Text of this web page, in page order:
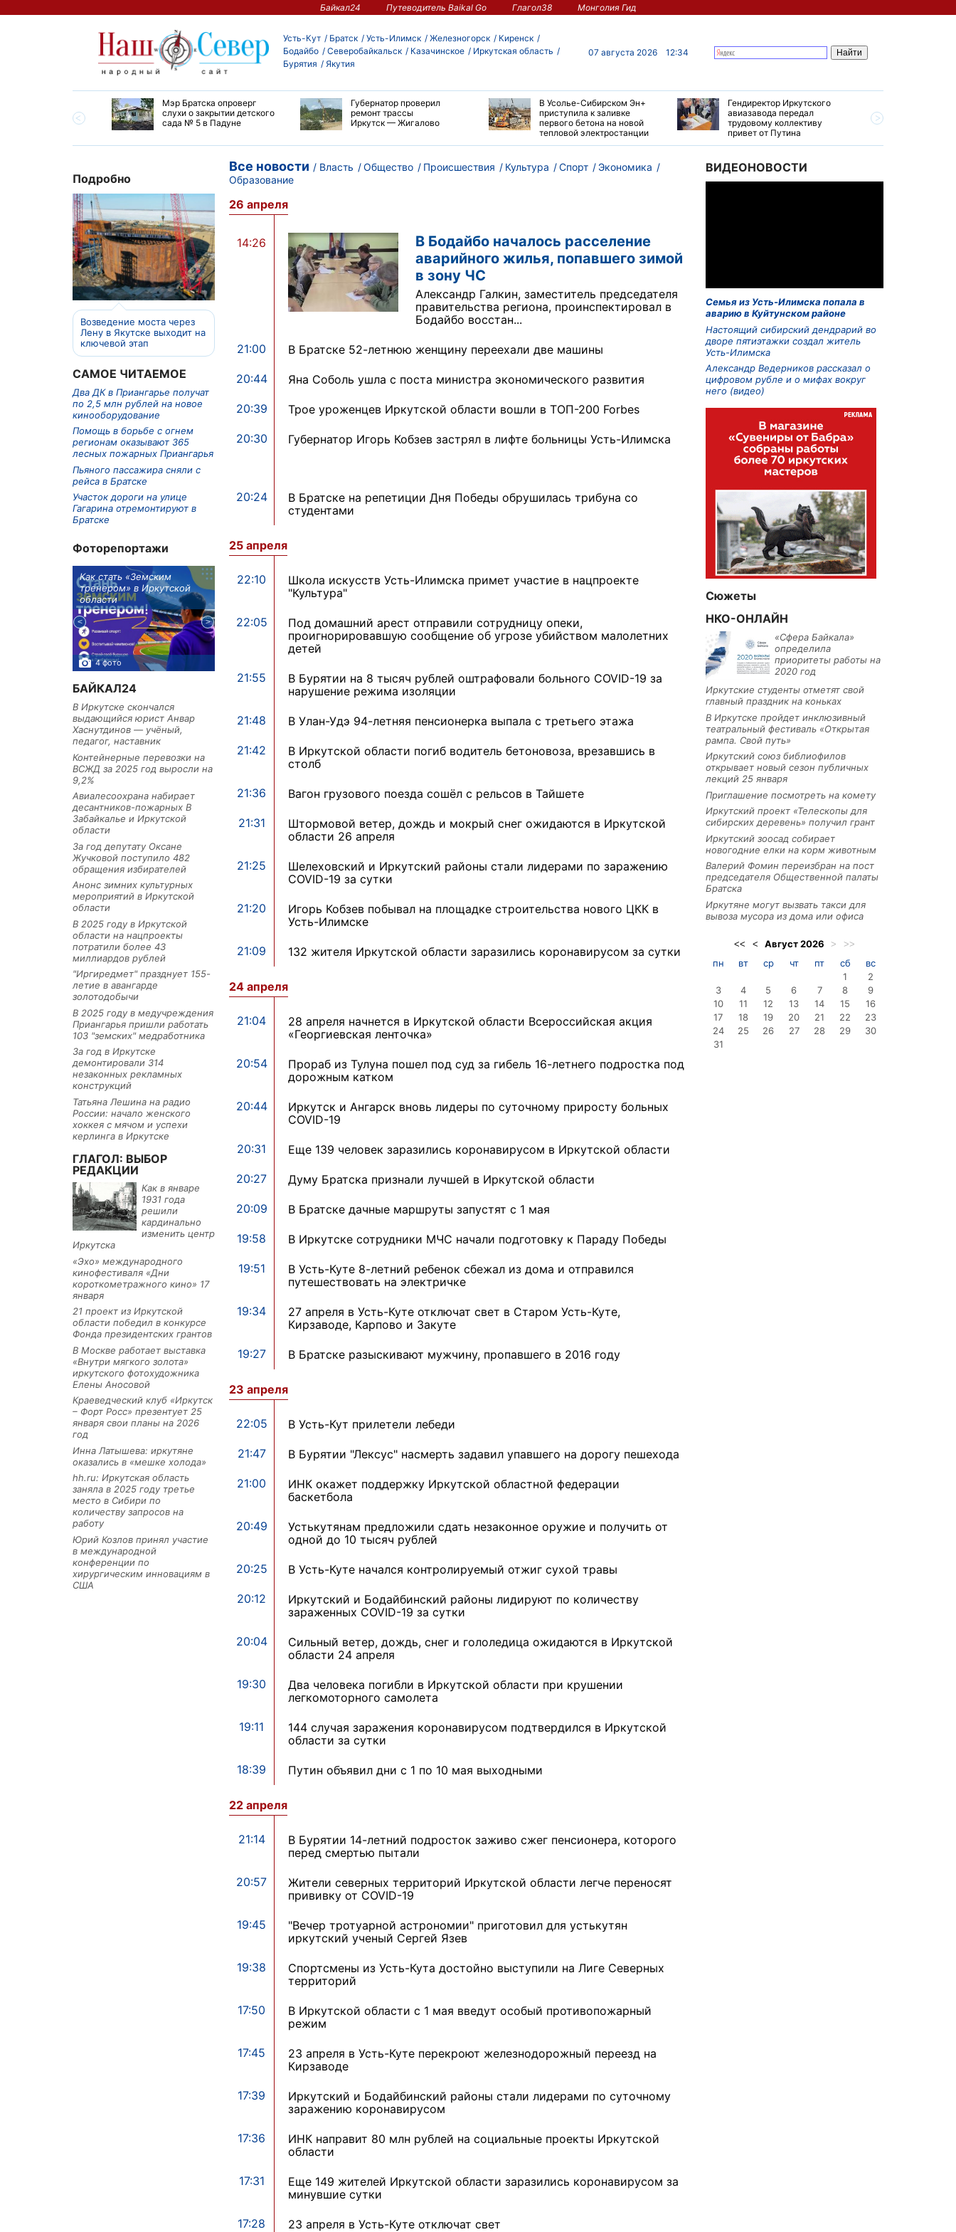
Байкал24 Путеводитель Baikal Go Глагол38 Монголия Гид
Усть-Кут Братск Усть-Илимск Железногорск
Киренск
Бодайбо
Северобайкальск Казачинское
Иркутская область
Бурятия
Якутия
07 августа 2026 12:34
Мэр Братска опроверг
слухи о закрытии детского
сада № 5 в Падуне
Губернатор проверил
ремонт трассы
Иркутск — Жигалово
В Усолье-Сибирском Эн+
приступила к заливке
первого бетона на новой
тепловой электростанции
Гендиректор Иркутского
авиазавода передал
трудовому коллективу
привет от Путина
Подробно
Возведение моста через
Лену в Якутске выходит на
ключевой этап
САМОЕ ЧИТАЕМОЕ
Два ДК в Приангарье получат
по 2,5 млн рублей на новое
кинооборудование
Помощь в борьбе с огнем
регионам оказывают 365
лесных пожарных Приангарья
Пьяного пассажира сняли с
рейса в Братске
Участок дороги на улице
Гагарина отремонтируют в
Братске
Фоторепортажи
Как стать «Земским
тренером» в Иркутской
области
4 фото
Три охотника за черемшой
пропали в Киренском
Льготный заём в 9
миллионов рублей получит
области
Как стать «Земским
тренером» в Иркутской
БАЙКАЛ24
В Иркутске скончался
выдающийся юрист Анвар
Хаснутдинов — учёный,
педагог, наставник
Контейнерные перевозки на
ВСЖД за 2025 год выросли на
9,2%
Авиалесоохрана набирает
десантников-пожарных В
Забайкалье и Иркутской
области
За год депутату Оксане
Жучковой поступило 482
обращения избирателей
Анонс зимних культурных
мероприятий в Иркутской
области
В 2025 году в Иркутской
области на нацпроекты
потратили более 43
миллиардов рублей
"Иргиредмет" празднует 155-
летие в авангарде
золотодобычи
В 2025 году в медучреждения
Приангарья пришли работать
103 "земских" медработника
За год в Иркутске
демонтировали 314
незаконных рекламных
конструкций
Татьяна Лешина на радио
России: начало женского
хоккея с мячом и успехи
керлинга в Иркутске
ГЛАГОЛ: ВЫБОР
РЕДАКЦИИ
Как в январе
1931 года
решили
кардинально
изменить центр
Иркутска
«Эхо» международного
кинофестиваля «Дни
короткометражного кино» 17
января
21 проект из Иркутской
области победил в конкурсе
Фонда президентских грантов
В Москве работает выставка
«Внутри мягкого золота»
иркутского фотохудожника
Елены Аносовой
Краеведческий клуб «Иркутск
– Форт Росс» презентует 25
января свои планы на 2026
год
Инна Латышева: иркутяне
оказались в «мешке холода»
hh.ru: Иркутская область
заняла в 2025 году третье
место в Сибири по
количеству запросов на
работу
Юрий Козлов принял участие
в международной
конференции по
хирургическим инновациям в
США
Все новости Власть Общество Происшествия Культура Спорт
Экономика
Образование
26 апреля
14:26
В Бодайбо началось расселение
аварийного жилья, попавшего зимой
в зону ЧС
Александр Галкин, заместитель председателя
правительства региона, проинспектировал в
Бодайбо восстан...
21:00 В Братске 52-летнюю женщину переехали две машины
20:44 Яна Соболь ушла с поста министра экономического развития
20:39 Трое уроженцев Иркутской области вошли в ТОП-200 Forbes
20:30 Губернатор Игорь Кобзев застрял в лифте больницы Усть-Илимска
20:24
В Братске на репетиции Дня Победы обрушилась трибуна со
студентами
25 апреля
22:10
Школа искусств Усть-Илимска примет участие в нацпроекте
"Культура"
22:05
Под домашний арест отправили сотрудницу опеки,
проигнорировавшую сообщение об угрозе убийством малолетних
детей
21:55
В Бурятии на 8 тысяч рублей оштрафовали больного COVID-19 за
нарушение режима изоляции
21:48 В Улан-Удэ 94-летняя пенсионерка выпала с третьего этажа
21:42
В Иркутской области погиб водитель бетоновоза, врезавшись в
столб
21:36 Вагон грузового поезда сошёл с рельсов в Тайшете
21:31
Штормовой ветер, дождь и мокрый снег ожидаются в Иркутской
области 26 апреля
21:25
Шелеховский и Иркутский районы стали лидерами по заражению
COVID-19 за сутки
21:20
Игорь Кобзев побывал на площадке строительства нового ЦКК в
Усть-Илимске
21:09 132 жителя Иркутской области заразились коронавирусом за сутки
24 апреля
21:04
28 апреля начнется в Иркутской области Всероссийская акция
«Георгиевская ленточка»
20:54
Прораб из Тулуна пошел под суд за гибель 16-летнего подростка под
дорожным катком
20:44
Иркутск и Ангарск вновь лидеры по суточному приросту больных
COVID-19
20:31 Еще 139 человек заразились коронавирусом в Иркутской области
20:27 Думу Братска признали лучшей в Иркутской области
20:09 В Братске дачные маршруты запустят с 1 мая
19:58 В Иркутске сотрудники МЧС начали подготовку к Параду Победы
19:51
В Усть-Куте 8-летний ребенок сбежал из дома и отправился
путешествовать на электричке
19:34
27 апреля в Усть-Куте отключат свет в Старом Усть-Куте,
Кирзаводе, Карпово и Закуте
19:27 В Братске разыскивают мужчину, пропавшего в 2016 году
23 апреля
22:05 В Усть-Кут прилетели лебеди
21:47 В Бурятии "Лексус" насмерть задавил упавшего на дорогу пешехода
21:00
ИНК окажет поддержку Иркутской областной федерации
баскетбола
20:49
Устькутянам предложили сдать незаконное оружие и получить от
одной до 10 тысяч рублей
20:25 В Усть-Куте начался контролируемый отжиг сухой травы
20:12
Иркутский и Бодайбинский районы лидируют по количеству
зараженных COVID-19 за сутки
20:04
Сильный ветер, дождь, снег и гололедица ожидаются в Иркутской
области 24 апреля
19:30
Два человека погибли в Иркутской области при крушении
легкомоторного самолета
19:11
144 случая заражения коронавирусом подтвердился в Иркутской
области за сутки
18:39 Путин объявил дни с 1 по 10 мая выходными
22 апреля
21:14
В Бурятии 14-летний подросток заживо сжег пенсионера, которого
перед смертью пытали
20:57
Жители северных территорий Иркутской области легче переносят
прививку от COVID-19
19:45
"Вечер тротуарной астрономии" приготовил для устькутян
иркутский ученый Сергей Язев
19:38
Спортсмены из Усть-Кута достойно выступили на Лиге Северных
территорий
17:50
В Иркутской области с 1 мая введут особый противопожарный
режим
17:45
23 апреля в Усть-Куте перекроют железнодорожный переезд на
Кирзаводе
17:39
Иркутский и Бодайбинский районы стали лидерами по суточному
заражению коронавирусом
17:36
ИНК направит 80 млн рублей на социальные проекты Иркутской
области
17:31
Еще 149 жителей Иркутской области заразились коронавирусом за
минувшие сутки
17:28 23 апреля в Усть-Куте отключат свет
ВИДЕОНОВОСТИ
Семья из Усть-Илимска попала в
аварию в Куйтунском районе
Настоящий сибирский дендрарий во
дворе пятиэтажки создал житель
Усть-Илимска
Александр Ведерников рассказал о
цифровом рубле и о мифах вокруг
него (видео)
Сюжеты
НКО-ОНЛАЙН
«Сфера Байкала»
определила
приоритеты работы на
2020 год
Иркутские студенты отметят свой
главный праздник на коньках
В Иркутске пройдет инклюзивный
театральный фестиваль «Открытая
рампа. Свой путь»
Иркутский союз библиофилов
открывает новый сезон публичных
лекций 25 января
Приглашение посмотреть на комету
Иркутский проект «Телескопы для
сибирских деревень» получил грант
Иркутский зоосад собирает
новогодние елки на корм животным
Валерий Фомин переизбран на пост
председателя Общественной палаты
Братска
Иркутяне могут вызвать такси для
вывоза мусора из дома или офиса
<< < Август2026 > >>
пн вт ср чт пт сб
вс
1
2
3
4 5 6 7 8
9
10
11 12 13 14 15
16
17
18 19 20 21 22
23
24
25 26 27 28 29
30
31